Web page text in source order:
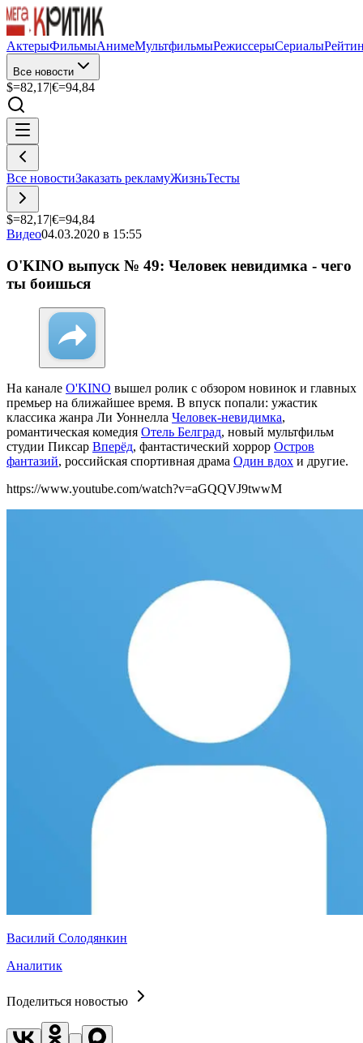
АктерыФильмыАнимеМультфильмыРежиссерыСериалы
Все новости
$=82,17|€=94,84
Все новостиЗаказать рекламуЖизньТесты
$=82,17|€=94,84
Видео04.03.2020 в 15:55
O'KINO выпуск № 49: Человек невидимка - чего
ты боишься
На канале O'KINO вышел ролик с обзором новинок и главных
премьер на ближайшее время. В впуск попали: ужастик
классика жанра Ли Уоннелла Человек-невидимка,
романтическая комедия Отель Белград, новый мультфильм
студии Пиксар Вперёд, фантастический хоррор Остров
фантазий, российская спортивная драма Один вдох и другие.
https://www.youtube.com/watch?v=aGQQVJ9twwM
Василий Солодянкин
Аналитик
Поделиться новостью